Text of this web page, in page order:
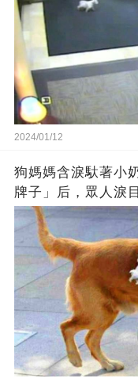
2024/01/12
狗媽媽含淚馱著小
牌子」后，眾人淚